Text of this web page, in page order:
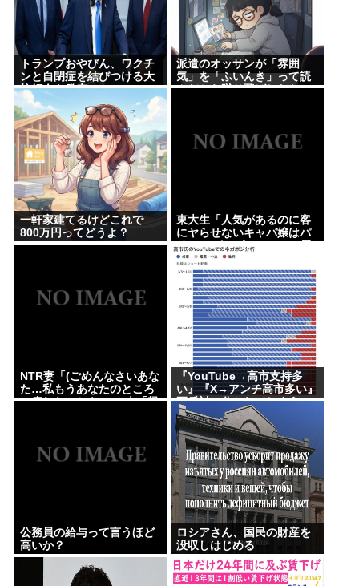
トランプおやびん、ワクチ
ンと自閉症を結びつける大
統領令を発表へ、
派遣のオッサンが「雰囲
気」を「ふいんき」って読
んだから蹴り飛ばしたわ...
一軒家建てるけどこれで
800万円ってどうよ？
東大生「人気があるのに客
にヤらせないキャバ嬢はパ
チ●コのクソ台」 Twitter民
絶賛の嵐www
NTR妻「(ごめんなさいあな
た…私もうあなたのところ
へ戻れないかも…)」夫「帰
『YouTube→高市支持多
い』『X→アンチ高市多い』
正反対に分かれてしまう。
一体なぜ？？？
公務員の給与って言うほど
高いか？
ロシアさん、国民の財産を
没収しはじめる